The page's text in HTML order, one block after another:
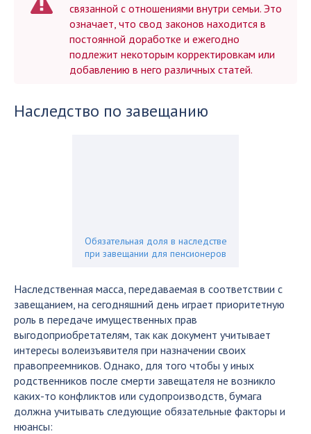
связанной с отношениями внутри семьи. Это
означает, что свод законов находится в
постоянной доработке и ежегодно
подлежит некоторым корректировкам или
добавлению в него различных статей.
Наследство по завещанию
Обязательная доля в наследстве
при завещании для пенсионеров
Наследственная масса, передаваемая в соответствии с
завещанием, на сегодняшний день играет приоритетную
роль в передаче имущественных прав
выгодоприобретателям, так как документ учитывает
интересы волеизъявителя при назначении своих
правопреемников. Однако, для того чтобы у иных
родственников после смерти завещателя не возникло
каких-то конфликтов или судопроизводств, бумага
должна учитывать следующие обязательные факторы и
нюансы: